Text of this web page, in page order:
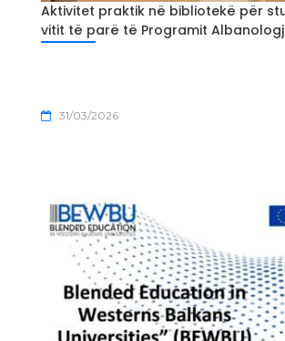
Aktivitet praktik në bibliotekë për
vitit të parë të Programit
31/03/2026